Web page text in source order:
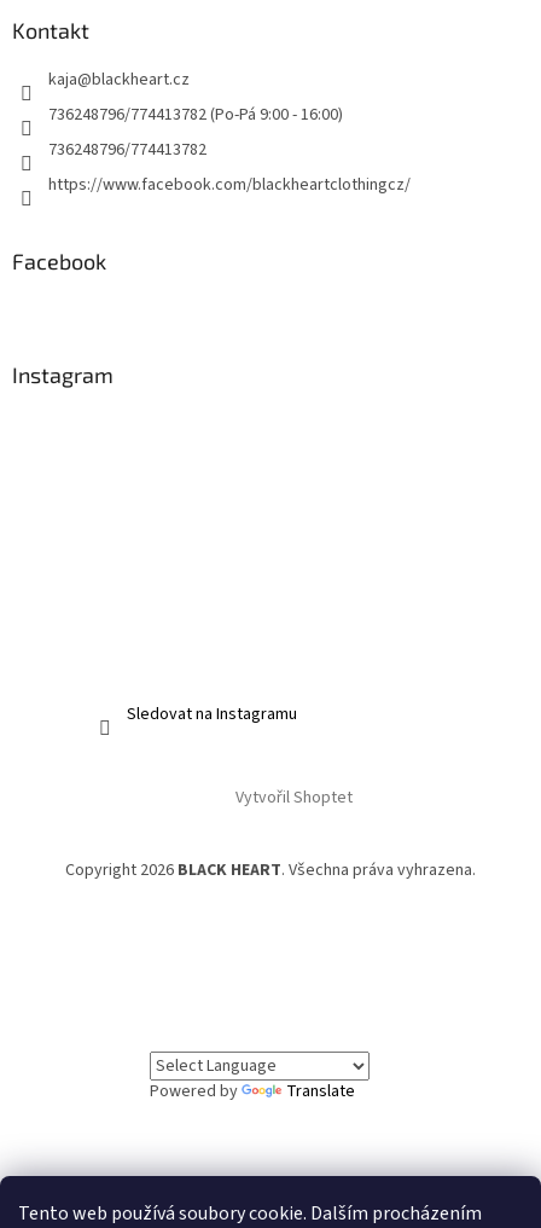
Tento web používá soubory cookie. Dalším procházením
Kontakt
kaja@blackheart.cz
736248796/774413782 (Po-Pá 9:00 - 16:00)
736248796/774413782
https://www.facebook.com/blackheartclothingcz/
Facebook
Instagram
Sledovat na Instagramu
Vytvořil Shoptet
Copyright 2026 BLACK HEART. Všechna práva vyhrazena.
Powered by Translate